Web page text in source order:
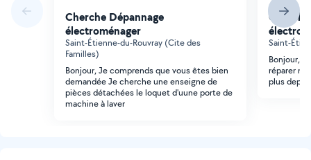
Cherche Dépannage
électroménager
Saint-Étienne-du-Rouvray (Cite des
Familles)
Bonjour, Je comprends que vous êtes bien
demandée Je cherche une enseigne de
pièces détachées le loquet d'uune porte de
machine à laver
Saint-
Bonjour,
réparer
plus